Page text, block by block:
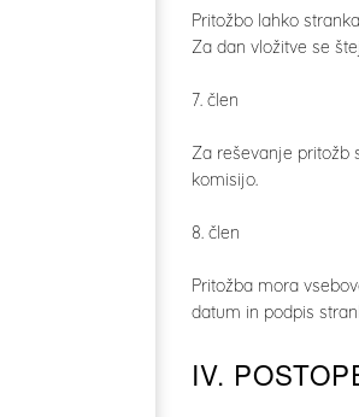
Pritožbo lahko
Za dan vložitve se
7. člen
Za reševanje pritožb
komisijo.
8. člen
Pritožba mora
datum in podpis
IV.